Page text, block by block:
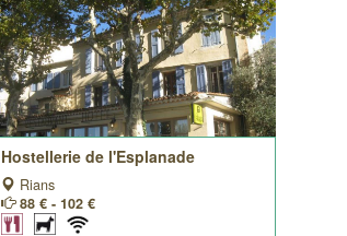
Hostellerie de l'Esplanade
Rians
88 € - 102 €